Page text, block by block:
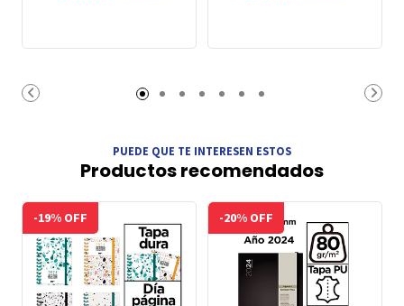
PUEDE QUE TE INTERESEN ESTOS
Productos recomendados
-19% OFF -20% OFF